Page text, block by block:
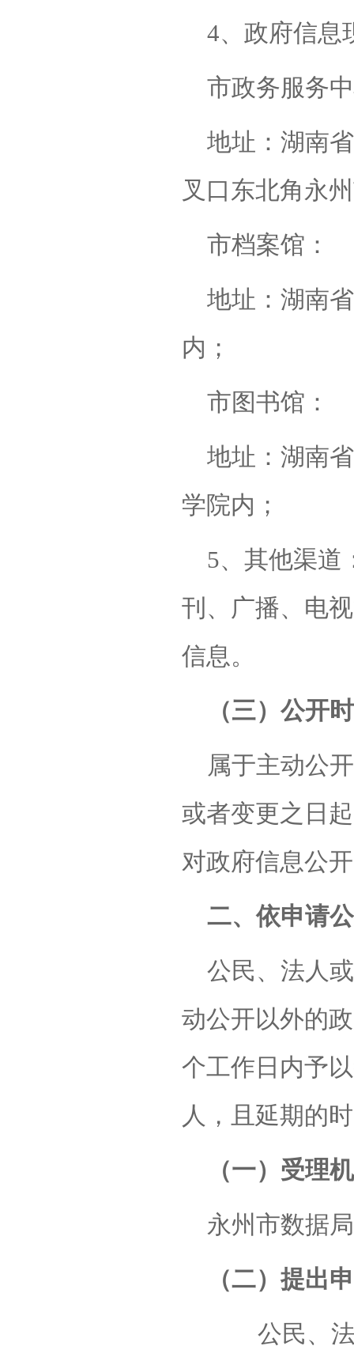
4、政府信息
市政务服务
地址：湖南
叉口东北角永
市档案馆：
地址：湖南
内；
市图书馆：
地址：湖南
学院内；
5、其他渠道
刊、广播、电
信息。
（三）公开
属于主动公
或者变更之日起
对政府信息公
二、依申请
公民、法人
动公开以外的
个工作日内予
人，且延期的
（一）受理
永州市数据
（二）提出
公民、法